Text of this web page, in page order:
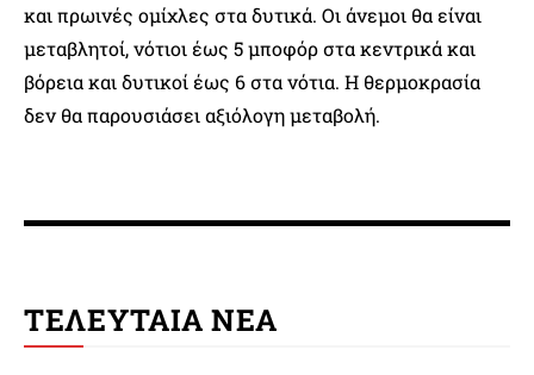
και πρωινές ομίχλες στα δυτικά. Οι άνεμοι θα είναι
μεταβλητοί, νότιοι έως 5 μποφόρ στα κεντρικά και
βόρεια και δυτικοί έως 6 στα νότια. Η θερμοκρασία
δεν θα παρουσιάσει αξιόλογη μεταβολή.
ΤΕΛΕΥΤΑΙΑ ΝΕΑ